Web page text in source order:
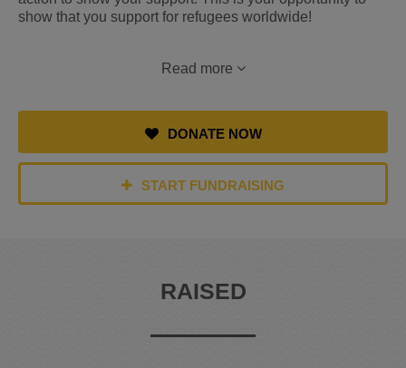
show that you support for refugees worldwide!
Read more
DONATE NOW
START FUNDRAISING
RAISED